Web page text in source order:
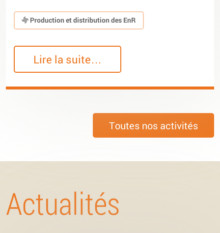
Production et distribution des EnR
Lire la suite…
Toutes nos activités
Actualités